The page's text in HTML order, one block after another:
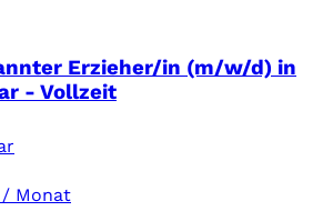
Erzieher/in (m/w/d) in
- Vollzeit
Monat